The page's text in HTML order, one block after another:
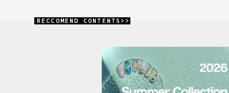
RECCOMEND CONTENTS>>